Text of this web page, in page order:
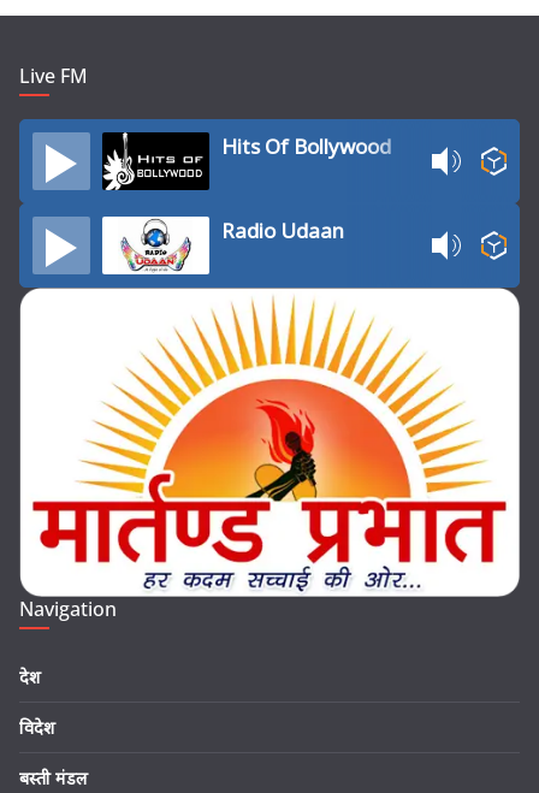
Live FM
Hits Of Bollywood
Radio Udaan
Navigation
देश
विदेश
बस्ती मंडल